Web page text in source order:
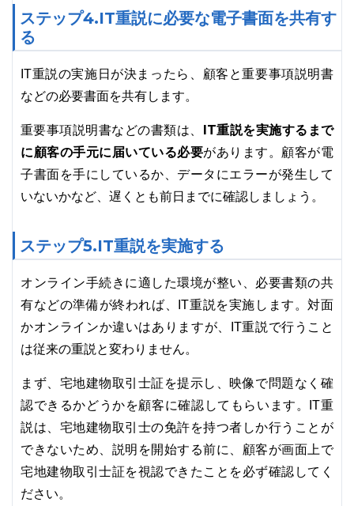
ステップ4.IT重説に必要な電子書面を共有す
る
IT重説の実施日が決まったら、顧客と重要事項説明書
などの必要書面を共有します。
重要事項説明書などの書類は、 IT重説を実施するまで
に顧客の手元に届いている必要があります。顧客が電
子書面を手にしているか、データにエラーが発生して
いないかなど、遅くとも前日までに確認しましょう。
ステップ5.IT重説を実施する
オンライン手続きに適した環境が整い、必要書類の共
有などの準備が終われば、IT重説を実施します。対面
かオンラインか違いはありますが、IT重説で行うこと
は従来の重説と変わりません。
まず、宅地建物取引士証を提示し、映像で問題なく確
認できるかどうかを顧客に確認してもらいます。IT重
説は、宅地建物取引士の免許を持つ者しか行うことが
できないため、説明を開始する前に、顧客が画面上で
宅地建物取引士証を視認できたことを必ず確認してく
ださい。